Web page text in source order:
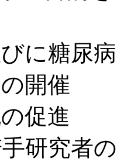
に糖尿
開催
促進
研究者